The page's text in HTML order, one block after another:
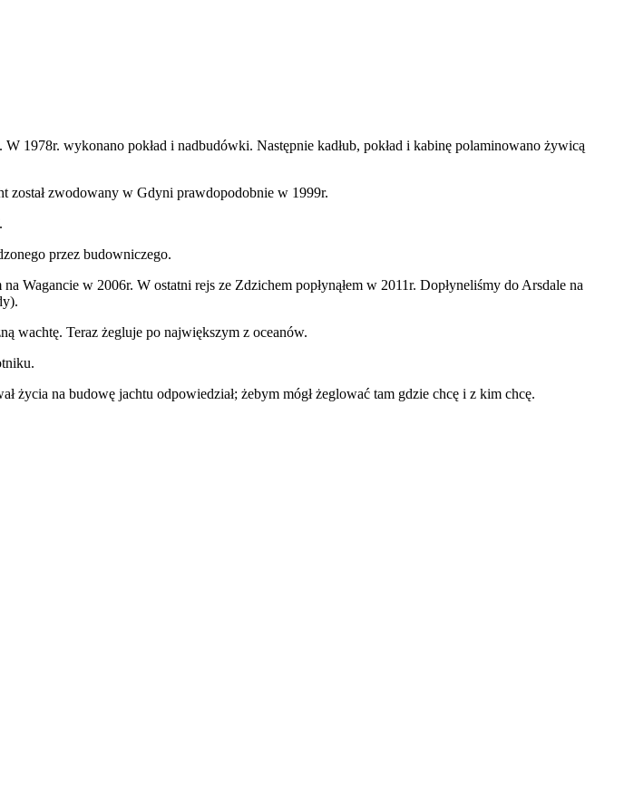
1978r. wykonano pokład i nadbudówki. Następnie kadłub, pokład i kabinę polaminowano żywicą
został zwodowany w Gdyni prawdopodobnie w 1999r.
przez budowniczego.
Wagancie w 2006r. W ostatni rejs ze Zdzichem popłynąłem w 2011r. Dopłyneliśmy do Arsdale na
wachtę. Teraz żegluje po największym z oceanów.
życia na budowę jachtu odpowiedział; żebym mógł żeglować tam gdzie chcę i z kim chcę.